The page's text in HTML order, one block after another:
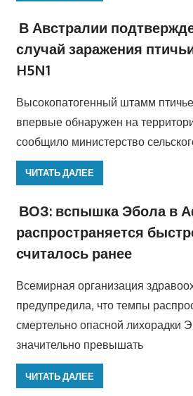
В Австралии
случай заражения
H5N1
Высокопатогенный штамм
впервые обнаружен на
сообщило министерство
ЧИТАТЬ ДАЛЕЕ
ВОЗ: вспышка Эбола в
распространяется
считалось ранее
Всемирная организация
предупредила, что темпы
смертельно опасной лихорадки
значительно превышать
ЧИТАТЬ ДАЛЕЕ